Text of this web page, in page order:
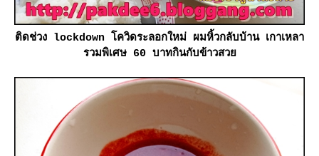
ติดช่วง lockdown โควิดระลอกใหม่ ผมหิ้วกลับบ้าน เกาเหลา
รวมพิเศษ 60 บาทกินกับข้าวสว